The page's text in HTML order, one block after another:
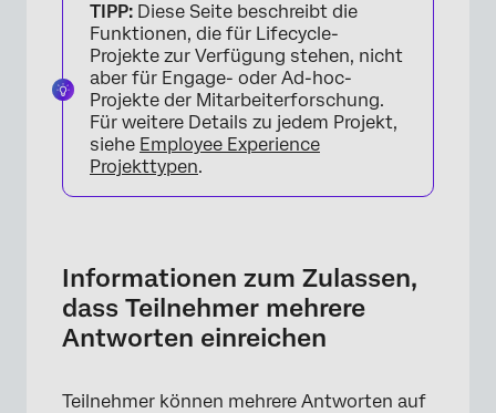
Teilnehmer mehrere Antworten einreichen
Aktivieren mehrerer Antworten
Zusätzliche Überlegungen
TIPP: Diese Seite beschreibt die
Funktionen, die für Lifecycle-
Projekte zur Verfügung stehen, nicht
aber für Engage- oder Ad-hoc-
Projekte der Mitarbeiterforschung.
Für weitere Details zu jedem Projekt,
siehe Employee Experience
Projekttypen.
Informationen zum Zulassen,
dass Teilnehmer mehrere
Antworten einreichen
Teilnehmer können mehrere Antworten auf